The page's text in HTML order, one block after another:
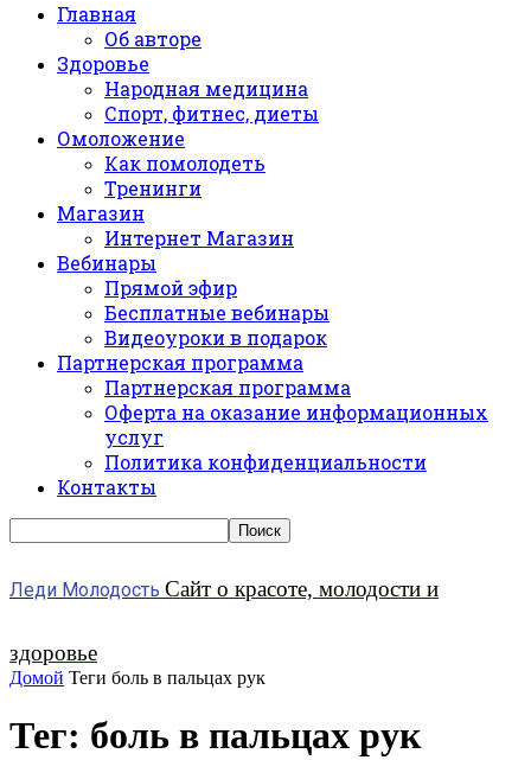
Главная
Об авторе
Здоровье
Народная медицина
Спорт, фитнес, диеты
Омоложение
Как помолодеть
Тренинги
Магазин
Интернет Магазин
Вебинары
Прямой эфир
Бесплатные вебинары
Видеоуроки в подарок
Партнерская программа
Партнерская программа
Оферта на оказание информационных
услуг
Политика конфиденциальности
Контакты
Леди Молодость Сайт о красоте, молодости и
здоровье
Домой Теги боль в пальцах рук
Тег: боль в пальцах рук